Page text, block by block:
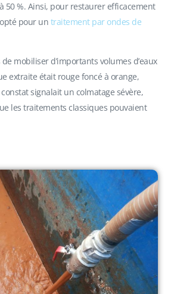
50 %. Ainsi, pour restaurer efficacement
pour un traitement par ondes de
mobiliser d’importants volumes d’eaux
extraite était rouge foncé à orange,
signalait un colmatage sévère,
les traitements classiques pouvaient